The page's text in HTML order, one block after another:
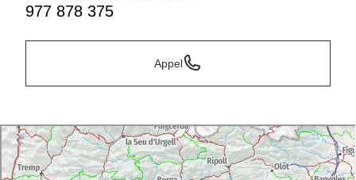
977 878 375
Appel